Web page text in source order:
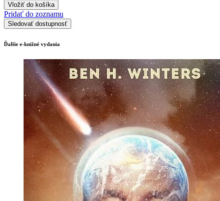
Vložiť do košíka
Pridať do zoznamu
Sledovať dostupnosť
Ďalšie e-knižné vydania